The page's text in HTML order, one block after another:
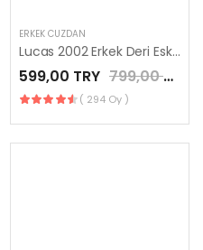
ERKEK CÜZDAN
Lucas 2002 Erkek Deri Eskitme Cüzdan Fermuar Bölmeli Gri Renk
599,00 TRY 799,00 TRY
( 294 Oy )